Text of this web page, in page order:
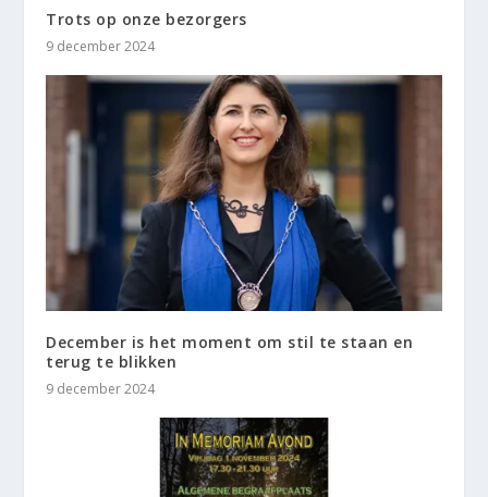
Trots op onze bezorgers
9 december 2024
December is het moment om stil te staan en
terug te blikken
9 december 2024